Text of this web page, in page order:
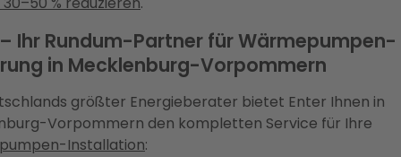
Ihr Rundum-Partner für Wärmepumpen-
in Mecklenburg-Vorpommern
größter Energieberater bietet Enter Ihnen in
Vorpommern den kompletten Service für Ihre
Installation: